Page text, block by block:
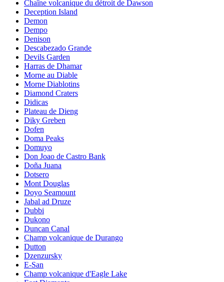
Chaîne volcanique du détroit de Dawson
Deception Island
Demon
Dempo
Denison
Descabezado Grande
Devils Garden
Harras de Dhamar
Morne au Diable
Morne Diablotins
Diamond Craters
Didicas
Plateau de Dieng
Diky Greben
Dofen
Doma Peaks
Domuyo
Don Joao de Castro Bank
Doña Juana
Dotsero
Mont Douglas
Doyo Seamount
Jabal ad Druze
Dubbi
Dukono
Duncan Canal
Champ volcanique de Durango
Dutton
Dzenzursky
E-San
Champ volcanique d'Eagle Lake